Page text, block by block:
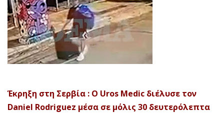
Έκρηξη στη Σερβία : Ο Uros Medic διέλυσε τον
Daniel Rodriguez μέσα σε μόλις 30 δευτερόλεπτα